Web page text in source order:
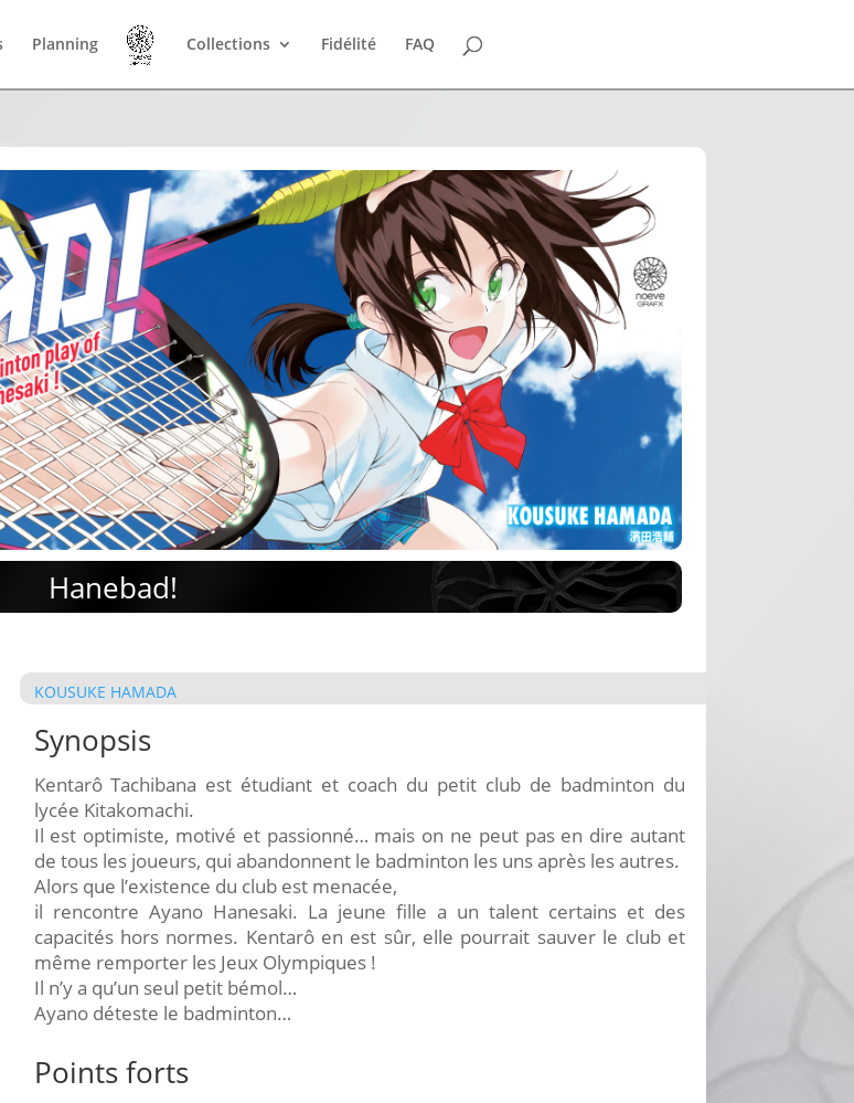
Planning Collections Fidélité FAQ
Hanebad!
KOUSUKE HAMADA
Synopsis
Kentarô Tachibana est étudiant et coach du petit club de badminton du
lycée Kitakomachi.
Il est optimiste, motivé et passionné… mais on ne peut pas en dire autant
de tous les joueurs, qui abandonnent le badminton les uns après les autres.
Alors que l’existence du club est menacée,
il rencontre Ayano Hanesaki. La jeune fille a un talent certains et des
capacités hors normes. Kentarô en est sûr, elle pourrait sauver le club et
même remporter les Jeux Olympiques !
Il n’y a qu’un seul petit bémol…
Ayano déteste le badminton…
Points forts